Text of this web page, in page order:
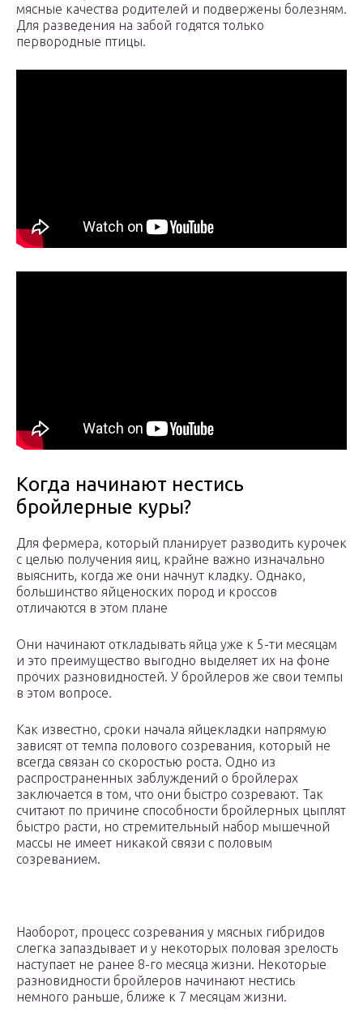
мясные качества родителей и подвержены болезням.
Для разведения на забой годятся только
первородные птицы.
Когда начинают нестись
бройлерные куры?
Для фермера, который планирует разводить курочек
с целью получения яиц, крайне важно изначально
выяснить, когда же они начнут кладку. Однако,
большинство яйценоских пород и кроссов
отличаются в этом плане
Они начинают откладывать яйца уже к 5-ти месяцам
и это преимущество выгодно выделяет их на фоне
прочих разновидностей. У бройлеров же свои темпы
в этом вопросе.
Как известно, сроки начала яйцекладки напрямую
зависят от темпа полового созревания, который не
всегда связан со скоростью роста. Одно из
распространенных заблуждений о бройлерах
заключается в том, что они быстро созревают. Так
считают по причине способности бройлерных цыплят
быстро расти, но стремительный набор мышечной
массы не имеет никакой связи с половым
созреванием.
Наоборот, процесс созревания у мясных гибридов
слегка запаздывает и у некоторых половая зрелость
наступает не ранее 8-го месяца жизни. Некоторые
разновидности бройлеров начинают нестись
немного раньше, ближе к 7 месяцам жизни.